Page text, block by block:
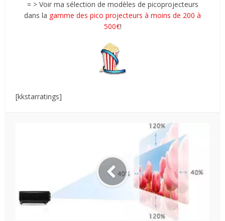
= > Voir ma sélection de modèles de picoprojecteurs
dans la gamme des pico projecteurs à moins de 200 à
500€!
[kkstarratings]